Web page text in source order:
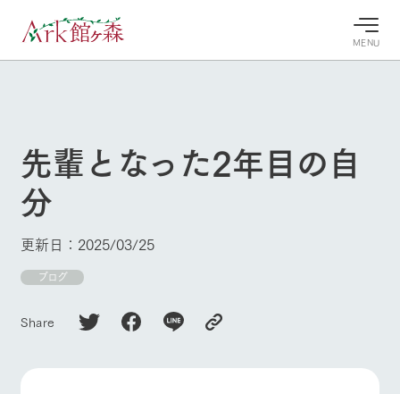
MENU
牧場へ行
く
よく見られている情報
案内
ガーデンの開花
状況などを毎日
ント・フェアの
情報やスケジュ
ホーム
Ark館ヶ森について
牧場に行く
先輩となった2年目の自
分
更新日：2025/03/25
ブログ
Share